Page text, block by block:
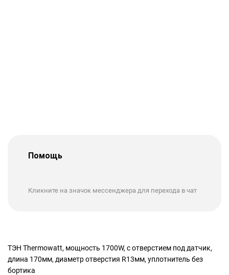
Помощь
Кликните на значок мессенджера для перехода в чат
ТЭН Thermowatt, мощность 1700W, с отверстием под датчик,
длина 170мм, диаметр отверстия R13мм, уплотнитель без
бортика